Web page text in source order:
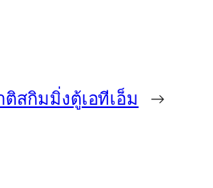
สกิมมิ่งตู้เอทีเอ็ม →